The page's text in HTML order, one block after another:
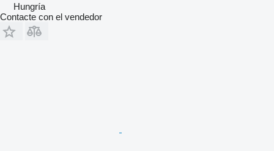
Hungría
Contacte con el vendedor